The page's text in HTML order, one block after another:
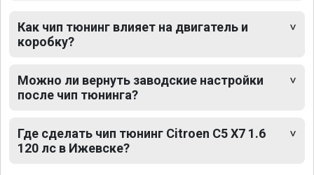
Как чип тюнинг влияет на двигатель и
коробку?
Можно ли вернуть заводские настройки
после чип тюнинга?
Где сделать чип тюнинг Citroen C5 X7 1.6
120 лс в Ижевске?